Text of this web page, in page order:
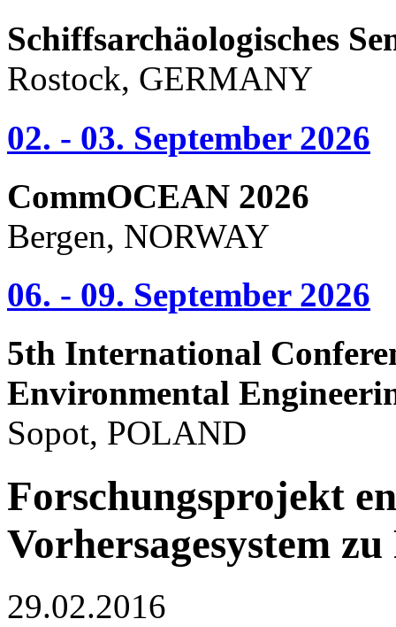
Schiffsarchäologisches
Rostock, GERMANY
02. - 03. September 2026
CommOCEAN 2026
Bergen, NORWAY
06. - 09. September 2026
5th International
Environmental
Sopot, POLAND
Forschungsprojekt
Vorhersagesystem
29.02.2016